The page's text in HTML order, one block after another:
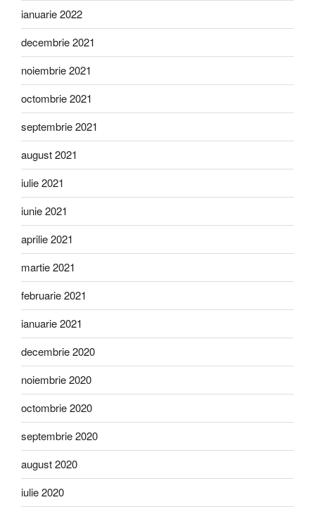
ianuarie 2022
decembrie 2021
noiembrie 2021
octombrie 2021
septembrie 2021
august 2021
iulie 2021
iunie 2021
aprilie 2021
martie 2021
februarie 2021
ianuarie 2021
decembrie 2020
noiembrie 2020
octombrie 2020
septembrie 2020
august 2020
iulie 2020